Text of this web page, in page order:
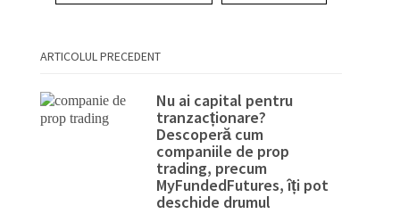
ARTICOLUL PRECEDENT
Nu ai capital pentru
tranzacționare?
Descoperă cum
companiile de prop
trading, precum
MyFundedFutures, îți pot
deschide drumul